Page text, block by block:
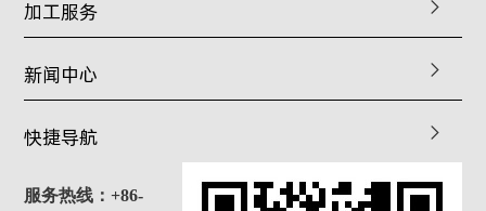
加工服务
新闻中心
快捷导航
服务热线：+86-